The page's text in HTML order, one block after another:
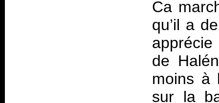
Ca
qu’il a
de
moins à
sur la